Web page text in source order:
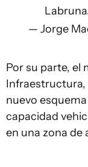
— Jorge
Por su parte, el
Infraestructura,
nuevo
capacidad
en una zona de